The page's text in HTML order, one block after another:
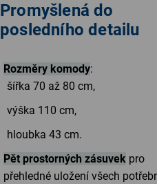
Promyšlená do
posledního detailu
Rozměry komody:
šířka 70 až 80 cm,
výška 110 cm,
hloubka 43 cm.
Pět prostorných zásuvek pro
přehledné uložení všech